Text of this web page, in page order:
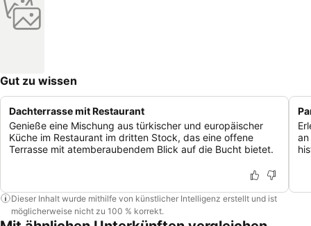
Gut zu wissen
Dachterrasse mit Restaurant
Genieße eine Mischung aus türkischer und europäischer
Küche im Restaurant im dritten Stock, das eine offene
Terrasse mit atemberaubendem Blick auf die Bucht bietet.
Dieser Inhalt wurde mithilfe von künstlicher Intelligenz erstellt und ist
möglicherweise nicht zu 100 % korrekt.